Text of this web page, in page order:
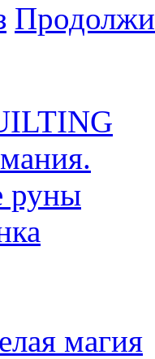
руны
магия